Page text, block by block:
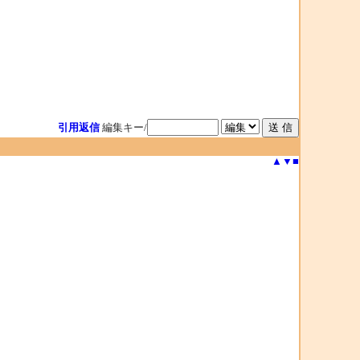
引用返信 編集キー/
▲ ▼ ■